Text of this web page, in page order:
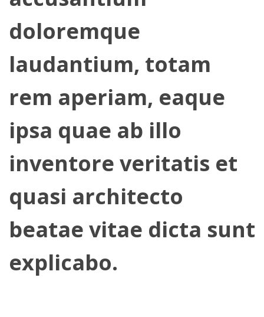
doloremque
laudantium, totam
rem aperiam, eaque
ipsa quae ab illo
inventore veritatis et
quasi architecto
beatae vitae dicta sunt
explicabo.